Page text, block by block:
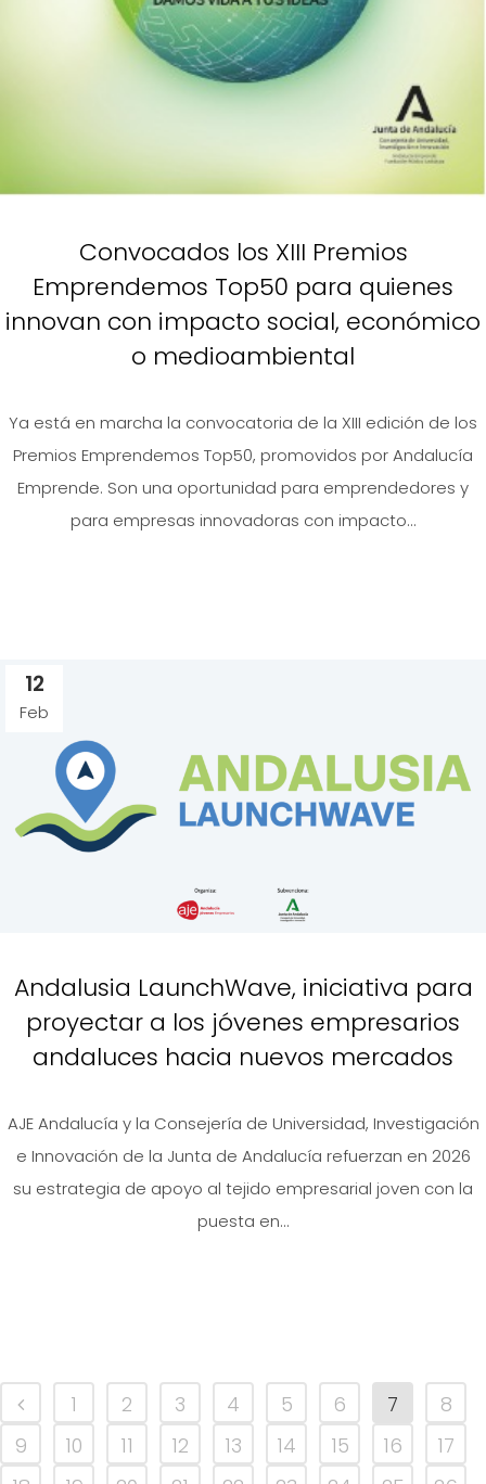
Convocados los XIII Premios
Emprendemos Top50 para quienes
innovan con impacto social, económico
o medioambiental
Ya está en marcha la convocatoria de la XIII edición de los
Premios Emprendemos Top50, promovidos por Andalucía
Emprende. Son una oportunidad para emprendedores y
para empresas innovadoras con impacto...
12
Feb
Andalusia LaunchWave, iniciativa para
proyectar a los jóvenes empresarios
andaluces hacia nuevos mercados
AJE Andalucía y la Consejería de Universidad, Investigación
e Innovación de la Junta de Andalucía refuerzan en 2026
su estrategia de apoyo al tejido empresarial joven con la
puesta en...
1 2 3 4 5 6 7
8
9
10 11 12 13 14 15 16
17